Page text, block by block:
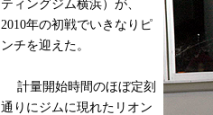
ティングジム横浜）が、
2010年の初戦でいきなりピ
ンチを迎えた。
計量開始時間のほぼ定刻
通りにジムに現れたリオン